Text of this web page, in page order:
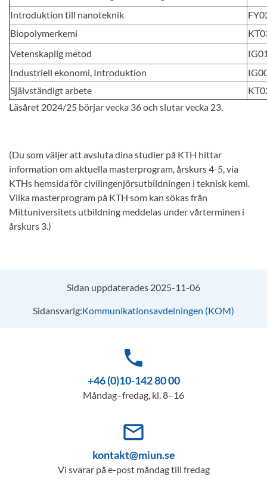
Introduktion till nanoteknik
Biopolymerkemi
Vetenskaplig metod
Industriell ekonomi, Introduktion
Självständigt arbete
Läsåret 2024/25 börjar vecka 36 och slutar vecka 23.
(Du som väljer att avsluta dina studier på KTH hittar
information om aktuella masterprogram, årskurs 4-5, via
KTHs hemsida för civilingenjörsutbildningen i teknisk kemi.
Vilka masterprogram på KTH som kan sökas från
Mittuniversitets utbildning meddelas under vårterminen i
årskurs 3.)
Sidan uppdaterades 2025-11-06
Sidansvarig:Kommunikationsavdelningen (KOM)
phone
+46 (0)10-142 80 00
Måndag–fredag, kl. 8–16
mail_outline
kontakt@miun.se
Vi svarar på e-post måndag till fredag